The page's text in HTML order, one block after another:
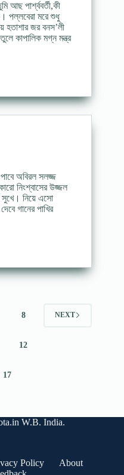
আছ পার্শ্ববর্তী,কী
পল্লবেরা মরে শুধু
হতাশার জর বনস’লী
কাপালিক মগ্ন মন্ত্র
অবিরল সলজ্জ
নিংশ্বাসের উজ্জল
নিয়ে এসো
গানের পাখির
8
12
17
NEXT
W.B. India.
Policy
About